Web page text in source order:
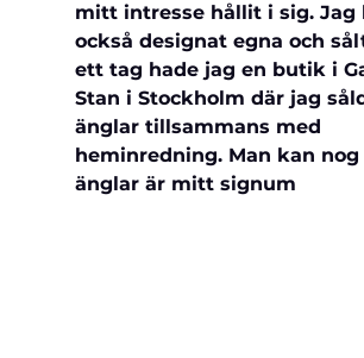
mitt intresse hållit i sig. Jag
också designat egna och
ett tag hade jag en butik i
Stan i Stockholm där jag
änglar tillsammans med
heminredning. Man kan
änglar är mitt signum